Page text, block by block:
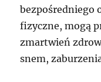
bezpośredniego
fizyczne, mogą
zmartwień
snem,